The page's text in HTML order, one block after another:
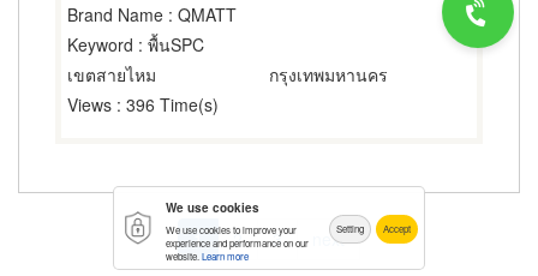
Brand Name : QMATT
Keyword : พื้นSPC
เขตสายไหม
กรุงเทพมหานคร
Views : 396 Time(s)
Pagination
Current
page
1 Page
2 Page
3
Next
page
next
We use cookies
We use cookies to improve your
experience and performance on our
website. Learn more
Setting Accept